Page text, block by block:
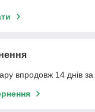
впродовж 14 днів